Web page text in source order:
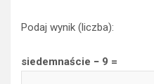
Podaj wynik (liczba):
siedemnaście − 9 =